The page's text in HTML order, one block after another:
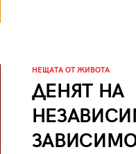
НЕЩАТА ОТ ЖИВОТА
ДЕНЯТ НА